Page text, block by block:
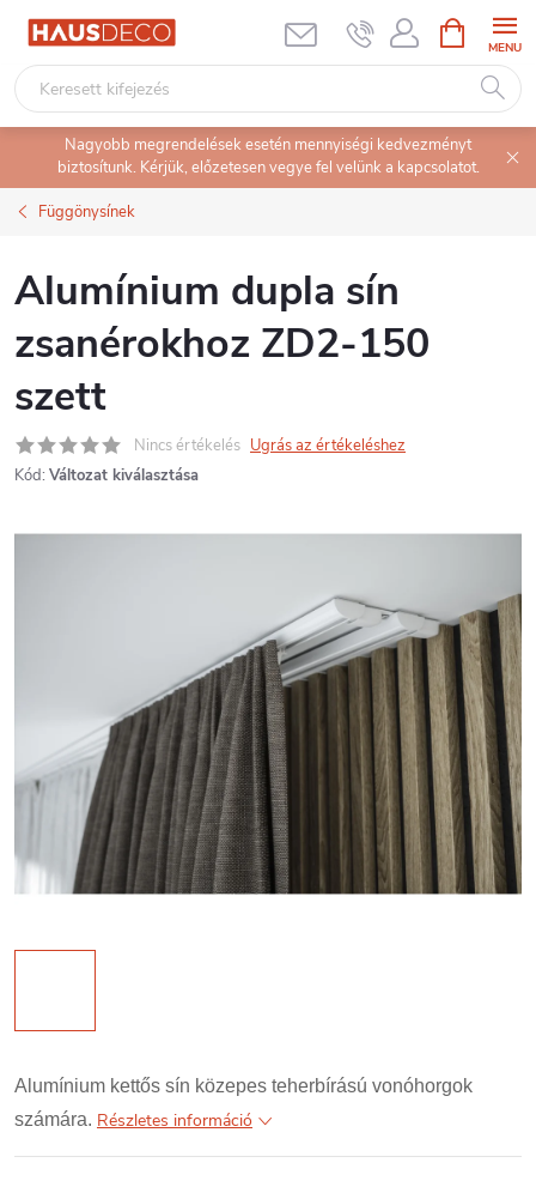
Ugrás
tartalomhoz
KOSÁR
Nagyobb megrendelések esetén mennyiségi kedvezményt
biztosítunk. Kérjük, előzetesen vegye fel velünk a kapcsolatot.
Függönysínek
Alumínium dupla sín
zsanérokhoz ZD2-150
szett
Nincs értékelés Ugrás az értékeléshez
Kód: Változat kiválasztása
Alumínium kettős sín közepes teherbírású vonóhorgok
számára. Részletes információ